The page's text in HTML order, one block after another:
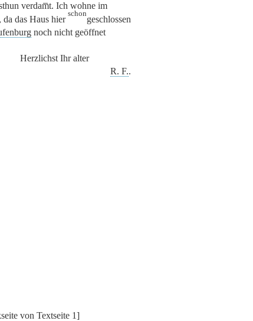
verdam̅t. Ich wohne im
da das Haus hier
schon
geschlossen
noch nicht geöffnet
Herzlichst Ihr alter
R. F..
von Textseite 1]